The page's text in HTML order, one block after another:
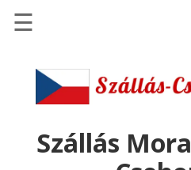
Szállások
Szállásinfo.eu
☰
Szállás